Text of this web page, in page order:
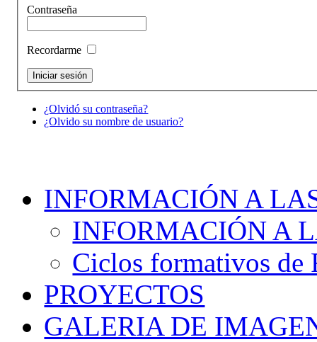
Contraseña
Recordarme
¿Olvidó su contraseña?
¿Olvido su nombre de usuario?
INFORMACIÓN A
INFORMACIÓN A
Ciclos formativos de
PROYECTOS
GALERIA DE